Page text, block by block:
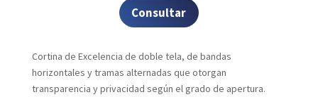
Consultar
Cortina de Excelencia de doble tela, de bandas
horizontales y tramas alternadas que otorgan
transparencia y privacidad según el grado de apertura.